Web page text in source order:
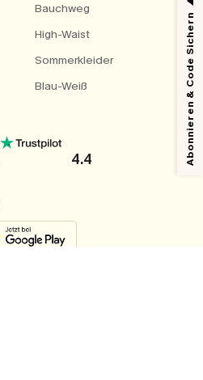
Bauchweg
High-Waist
Sommerkleider
Blau-Weiß
4.4 Abonnieren & Code Sichern